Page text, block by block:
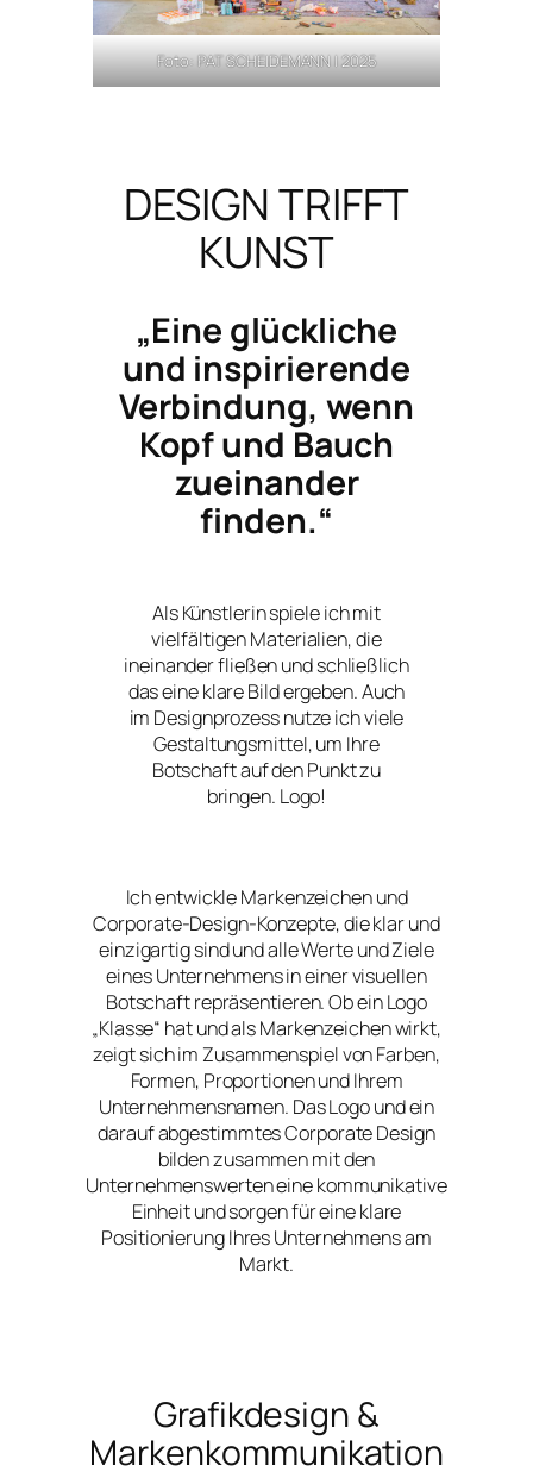
Foto: PAT SCHEIDEMANN | 2025
DESIGN TRIFFT
KUNST
„Eine glückliche
und inspirierende
Verbindung, wenn
Kopf und Bauch
zueinander
finden.“
Als Künstlerin spiele ich mit
vielfältigen Materialien, die
ineinander fließen und schließlich
das eine klare Bild ergeben. Auch
im Designprozess nutze ich viele
Gestaltungsmittel, um Ihre
Botschaft auf den Punkt zu
bringen. Logo!
Ich entwickle Markenzeichen und
Corporate-Design-Konzepte, die klar und
einzigartig sind und alle Werte und Ziele
eines Unternehmens in einer visuellen
Botschaft repräsentieren. Ob ein Logo
„Klasse“ hat und als Markenzeichen wirkt,
zeigt sich im Zusammenspiel von Farben,
Formen, Proportionen und Ihrem
Unternehmensnamen. Das Logo und ein
darauf abgestimmtes Corporate Design
bilden zusammen mit den
Unternehmenswerten eine kommunikative
Einheit und sorgen für eine klare
Positionierung Ihres Unternehmens am
Markt.
Grafikdesign &
Markenkommunikation